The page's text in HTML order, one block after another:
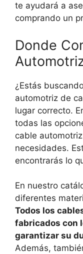
te ayudará a
comprando un
Donde
¿Estás
automotriz de
lugar correcto.
todas las
cable
necesidades.
encontrarás lo
En nuestro
diferentes
Todos los
fabricados con
garantizar su
Además,